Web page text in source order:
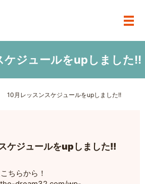
ケジュールをupしました!!
10月レッスンスケジュールをupしました!!
ケジュールをupしました!!
ちらから！